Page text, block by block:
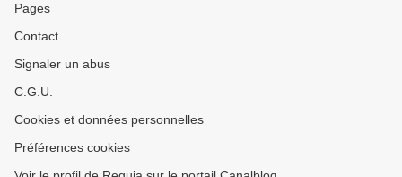
Pages
Contact
Signaler un abus
C.G.U.
Cookies et données personnelles
Préférences cookies